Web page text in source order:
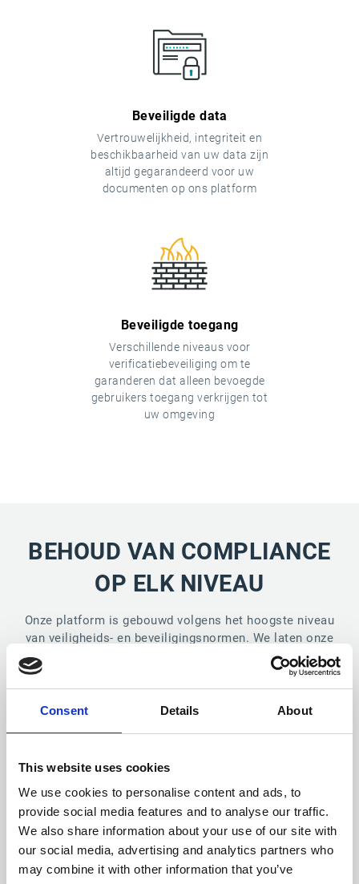
Consent Details About
This website uses cookies
We use cookies to personalise content and ads, to
provide social media features and to analyse our traffic.
We also share information about your use of our site with
our social media, advertising and analytics partners who
may combine it with other information that you’ve
Beveiligde data
Vertrouwelijkheid, integriteit en
beschikbaarheid van uw data zijn
altijd gegarandeerd voor uw
documenten op ons platform
Beveiligde toegang
Verschillende niveaus voor
verificatiebeveiliging om te
garanderen dat alleen bevoegde
gebruikers toegang verkrijgen tot
uw omgeving
BEHOUD VAN COMPLIANCE
OP ELK NIVEAU
Onze platform is gebouwd volgens het hoogste niveau
van veiligheids- en beveiligingsnormen. We laten onze
compliance- certificeringen echter graag voor zich